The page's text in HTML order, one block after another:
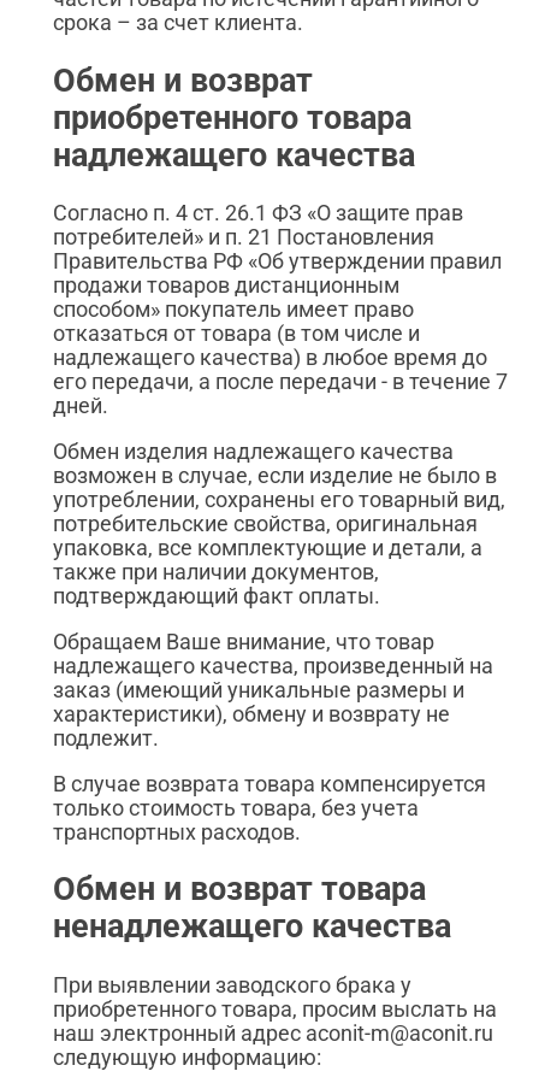
срока – за счет клиента.
Обмен и возврат
приобретенного товара
надлежащего качества
Согласно п. 4 ст. 26.1 ФЗ «О защите прав
потребителей» и п. 21 Постановления
Правительства РФ «Об утверждении правил
продажи товаров дистанционным
способом» покупатель имеет право
отказаться от товара (в том числе и
надлежащего качества) в любое время до
его передачи, а после передачи - в течение 7
дней.
Обмен изделия надлежащего качества
возможен в случае, если изделие не было в
употреблении, сохранены его товарный вид,
потребительские свойства, оригинальная
упаковка, все комплектующие и детали, а
также при наличии документов,
подтверждающий факт оплаты.
Обращаем Ваше внимание, что товар
надлежащего качества, произведенный на
заказ (имеющий уникальные размеры и
характеристики), обмену и возврату не
подлежит.
В случае возврата товара компенсируется
только стоимость товара, без учета
транспортных расходов.
Обмен и возврат товара
ненадлежащего качества
При выявлении заводского брака у
приобретенного товара, просим выслать на
наш электронный адрес aconit-m@aconit.ru
следующую информацию: